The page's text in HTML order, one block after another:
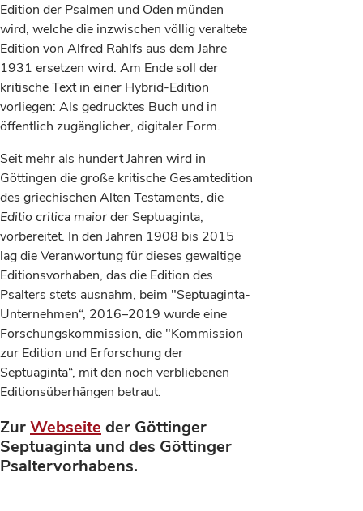
Edition der Psalmen und Oden münden
wird, welche die inzwischen völlig veraltete
Edition von Alfred Rahlfs aus dem Jahre
1931 ersetzen wird. Am Ende soll der
kritische Text in einer Hybrid-Edition
vorliegen: Als gedrucktes Buch und in
öffentlich zugänglicher, digitaler Form.
Seit mehr als hundert Jahren wird in
Göttingen die große kritische Gesamtedition
des griechischen Alten Testaments, die
Editio critica maiorder Septuaginta,
vorbereitet. In den Jahren 1908 bis 2015
lag die Veranwortung für dieses gewaltige
Editionsvorhaben, das die Edition des
Psalters stets ausnahm, beim "Septuaginta-
Unternehmen“, 2016–2019 wurde eine
Forschungskommission, die "Kommission
zur Edition und Erforschung der
Septuaginta“, mit den noch verbliebenen
Editionsüberhängen betraut.
ZurWebseite der Göttinger
Septuaginta und des Göttinger
Psaltervorhabens.